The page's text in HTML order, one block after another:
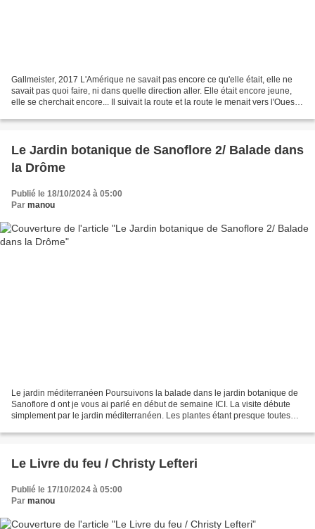
Gallmeister, 2017 L'Amérique ne savait pas encore ce qu'elle était, elle ne
savait pas quoi faire, ni dans quelle direction aller. Elle était encore jeune,
elle se cherchait encore... Il suivait la route et la route le menait vers l'Ouest.
Le Jardin botanique de Sanoflore 2/ Balade dans
la Drôme
Publié le 18/10/2024 à 05:00
Par manou
Le jardin méditerranéen Poursuivons la balade dans le jardin botanique de
Sanoflore d ont je vous ai parlé en début de semaine ICI. La visite débute
simplement par le jardin méditerranéen. Les plantes étant presque toutes
Le Livre du feu / Christy Lefteri
Publié le 17/10/2024 à 05:00
Par manou